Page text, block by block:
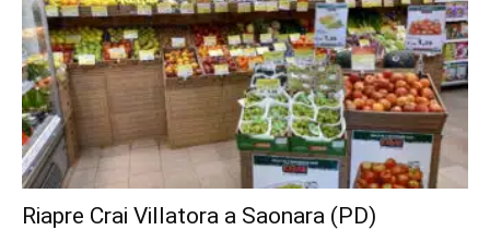
Riapre Crai Villatora a Saonara (PD)